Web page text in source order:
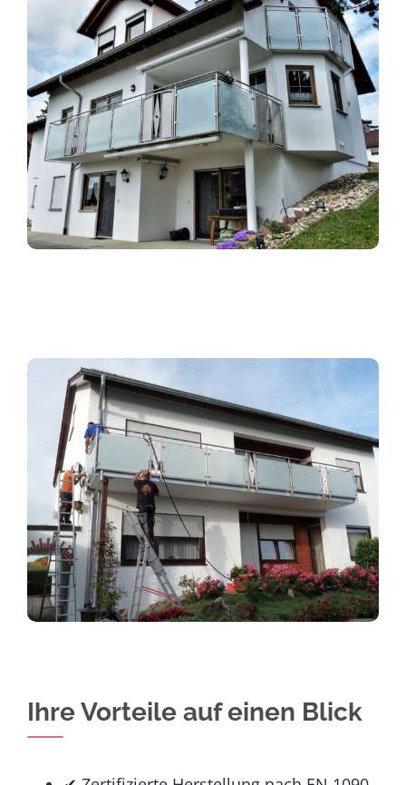
Ihre Vorteile auf einen Blick